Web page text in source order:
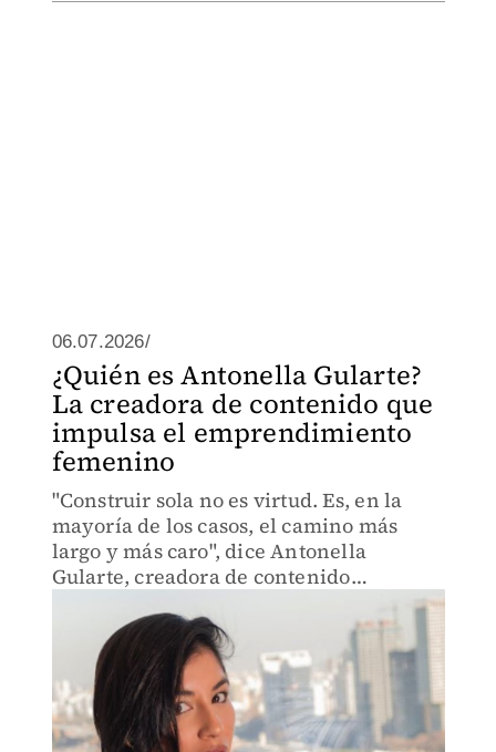
06.07.2026/
¿Quién es Antonella Gularte?
La creadora de contenido que
impulsa el emprendimiento
femenino
"Construir sola no es virtud. Es, en la
mayoría de los casos, el camino más
largo y más caro", dice Antonella
Gularte, creadora de contenido